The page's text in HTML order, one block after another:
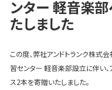
ンター 軽音楽
たしました
この度、弊社アンドトランク株式
習センター 軽音楽部設立に伴い
ス2本を寄贈いたしました。